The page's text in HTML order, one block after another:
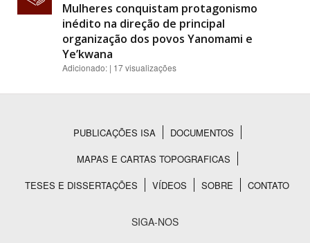
Mulheres conquistam protagonismo
inédito na direção de principal
organização dos povos Yanomami e
Ye’kwana
Adicionado: | 17 visualizações
Rodapé
PUBLICAÇÕES ISA
DOCUMENTOS
MAPAS E CARTAS TOPOGRAFICAS
TESES E DISSERTAÇÕES
VÍDEOS SOBRE CONTATO
SIGA-NOS